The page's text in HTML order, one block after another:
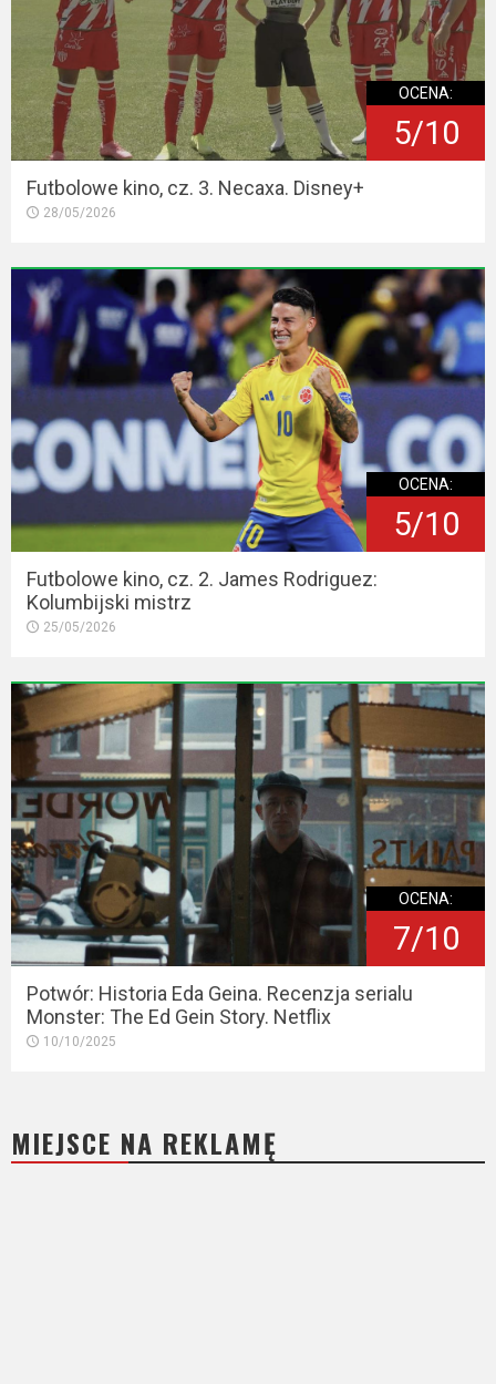
OCENA:
5/10
Futbolowe kino, cz. 3. Necaxa. Disney+
28/05/2026
OCENA:
5/10
Futbolowe kino, cz. 2. James Rodriguez:
Kolumbijski mistrz
25/05/2026
OCENA:
7/10
Potwór: Historia Eda Geina. Recenzja serialu
Monster: The Ed Gein Story. Netflix
10/10/2025
MIEJSCE NA REKLAMĘ